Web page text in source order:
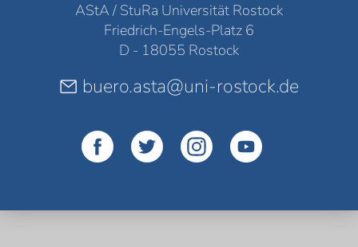
AStA / StuRa Universität Rostock
Friedrich-Engels-Platz 6
D - 18055 Rostock
buero.asta@uni-rostock.de